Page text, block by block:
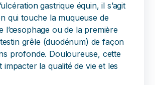
gastrique équin, il s’agit
qui touche la muqueuse de
l’œsophage ou de la première
grêle (duodénum) de façon
profonde. Douloureuse, cette
impacter la qualité de vie et les